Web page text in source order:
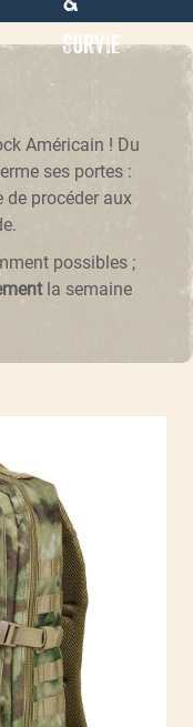
Survie
Américain ! Du
ses portes :
de procéder aux
possibles ;
la semaine